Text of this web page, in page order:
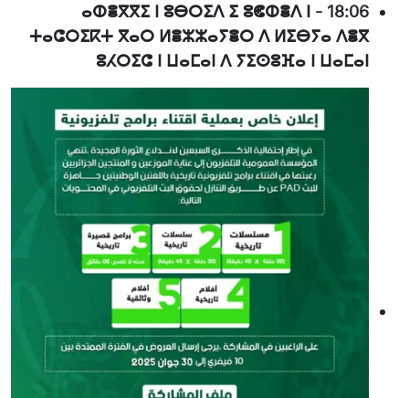
18:06
-
ⴰⵀⴻⴳⴳⵉ ⵏ ⵓⴱⵔⵉⴷ ⵉ ⵓⵞⵀⴻⴷ ⵏ
ⵜⴰⵛⵔⵉⴽⵜ ⴳⴰⵔ ⵍⴻⵣⵣⴰⵢⴻⵔ ⴷ ⵍⵉⴱⵢⴰ ⴷⴻⴳ
ⵓⵃⵔⵉⵛ ⵏ ⵡⴰⵎⴰⵏ ⴷ ⵢⵉⵙⵓⴼⴰ ⵏ ⵡⴰⵎⴰⵏ